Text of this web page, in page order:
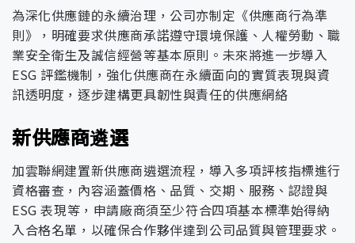
顧客關係
供應商管理
董事會成員提名與遴選原則
公司治理方針
項目
內容
誠信政策與宣導
建構網際網路安全防護機制。
保護使用者隱私與資料權益。
落實全員資安教育與意識培養。
確保資訊系統持續穩定運作。
資通安全管理組織
管理措施
項目 內容
透過問卷、線上評鑑與電話訪
為深化供應鏈的永續治理，公司亦制定《供應商行為準
則》，明確要求供應商承諾遵守環境保護、人權勞動、職
業安全衛生及誠信經營等基本原則。未來將進一步導入
ESG 評鑑機制，強化供應商在永續面向的實質表現與資
訊透明度，逐步建構更具韌性與責任的供應網絡
新供應商遴選
加雲聯網建置新供應商遴選流程，導入多項評核指標進行
資格審查，內容涵蓋價格、品質、交期、服務、認證與
ESG 表現等，申請廠商須至少符合四項基本標準始得納
入合格名單，以確保合作夥伴達到公司品質與管理要求。